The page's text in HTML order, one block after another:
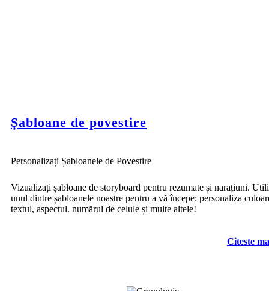
Șabloane de povestire
Personalizați Șabloanele de Povestire
Vizualizați șabloane de storyboard pentru rezumate și narațiuni.
unul dintre șabloanele noastre pentru a vă începe: personaliza
textul, aspectul. numărul de celule și multe altele!
Citeste